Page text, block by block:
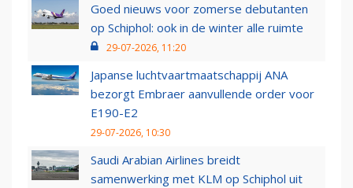
Goed nieuws voor zomerse debutanten
op Schiphol: ook in de winter alle ruimte
29-07-2026, 11:20
Japanse luchtvaartmaatschappij ANA
bezorgt Embraer aanvullende order voor
E190-E2
29-07-2026, 10:30
Saudi Arabian Airlines breidt
samenwerking met KLM op Schiphol uit